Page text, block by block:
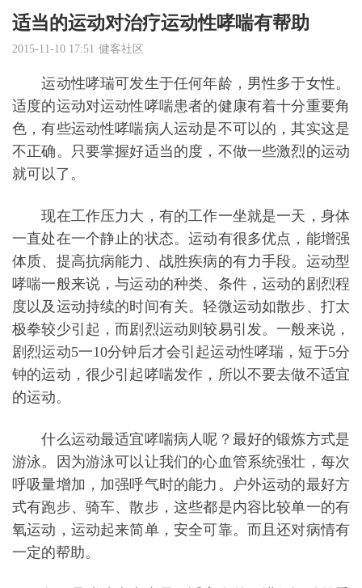
适当的运动对治疗运动性哮喘有帮助
2015-11-10 17:51 健客社区
运动性哮瑞可发生于任何年龄，男性多于女性。
适度的运动对运动性哮喘患者的健康有着十分重要角
色，有些运动性哮喘病人运动是不可以的，其实这是
不正确。只要掌握好适当的度，不做一些激烈的运动
就可以了。
现在工作压力大，有的工作一坐就是一天，身体
一直处在一个静止的状态。运动有很多优点，能增强
体质、提高抗病能力、战胜疾病的有力手段。运动型
哮喘一般来说，与运动的种类、条件，运动的剧烈程
度以及运动持续的时间有关。轻微运动如散步、打太
极拳较少引起，而剧烈运动则较易引发。一般来说，
剧烈运动5一10分钟后才会引起运动性哮瑞，短于5分
钟的运动，很少引起哮喘发作，所以不要去做不适宜
的运动。
什么运动最适宜哮喘病人呢？最好的锻炼方式是
游泳。因为游泳可以让我们的心血管系统强壮 ，每次
呼吸量增加，加强呼气时的能力。户外运动的最好方
式有跑步、骑车、散步，这些都是内容比较单一的有
氧运动 ，运动起来简单，安全可靠。而且还对病情有
一定的帮助。